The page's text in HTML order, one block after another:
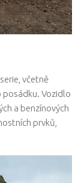
včetně
posádku. Vozidlo
a benzínových
prvků,